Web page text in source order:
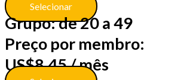
Selecionar
Grupo: de 20 a 49
Preço por membro:
US$8.45/ mês